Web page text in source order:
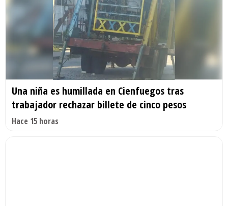
Una niña es humillada en Cienfuegos tras
trabajador rechazar billete de cinco pesos
Hace 15 horas